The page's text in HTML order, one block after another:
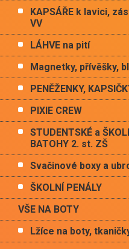
KAPSÁŘE k lavici,
VV
LÁHVE na pití
Magnetky, přívěšky,
PENĚŽENKY,
PIXIE CREW
STUDENTSKÉ a
BATOHY 2. st. ZŠ
Svačinové boxy a
ŠKOLNÍ PENÁLY
VŠE NA BOTY
Lžíce na boty,